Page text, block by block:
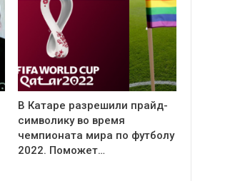
В Катаре разрешили прайд-
символику во время
чемпионата мира по футболу
2022. Поможет…